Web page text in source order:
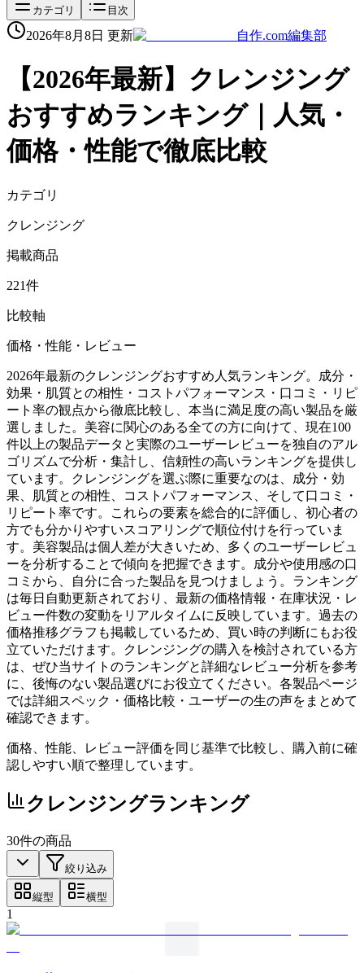
カテゴリ 目次
2026年8月8日 更新 自作.com編集部
【2026年最新】 クレンジング
おすすめランキング｜人気・
価格・性能で徹底比較
カテゴリ
クレンジング
掲載商品
221件
比較軸
価格・性能・レビュー
2026年最新のクレンジングおすすめ人気ランキング。成分・
効果・肌質との相性・コストパフォーマンス・口コミ・リピ
ート率の観点から徹底比較し、本当に満足度の高い製品を厳
選しました。美容に関心のある全ての方に向けて、現在100
件以上の製品データと実際のユーザーレビューを独自のアル
ゴリズムで分析・集計し、信頼性の高いランキングを提供し
ています。クレンジングを選ぶ際に重要なのは、成分・効
果、肌質との相性、コストパフォーマンス、そして口コミ・
リピート率です。これらの要素を総合的に評価し、初心者の
方でも分かりやすいスコアリングで順位付けを行っていま
す。美容製品は個人差が大きいため、多くのユーザーレビュ
ーを分析することで傾向を把握できます。成分や使用感の口
コミから、自分に合った製品を見つけましょう。ランキング
は毎日自動更新されており、最新の価格情報・在庫状況・レ
ビュー件数の変動をリアルタイムに反映しています。過去の
価格推移グラフも掲載しているため、買い時の判断にもお役
立ていただけます。クレンジングの購入を検討されている方
は、ぜひ当サイトのランキングと詳細なレビュー分析を参考
に、後悔のない製品選びにお役立てください。各製品ページ
では詳細スペック・価格比較・ユーザーの生の声をまとめて
確認できます。
価格、性能、レビュー評価を同じ基準で比較し、購入前に確
認しやすい順で整理しています。
クレンジングランキング
30件の商品
絞り込み
縦型 横型
1